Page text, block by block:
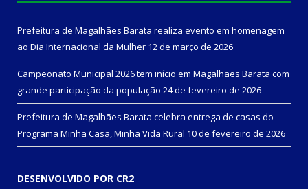
Prefeitura de Magalhães Barata realiza evento em homenagem
ao Dia Internacional da Mulher 12 de março de 2026
Campeonato Municipal 2026 tem início em Magalhães Barata com
grande participação da população 24 de fevereiro de 2026
Prefeitura de Magalhães Barata celebra entrega de casas do
Programa Minha Casa, Minha Vida Rural 10 de fevereiro de 2026
DESENVOLVIDO POR CR2